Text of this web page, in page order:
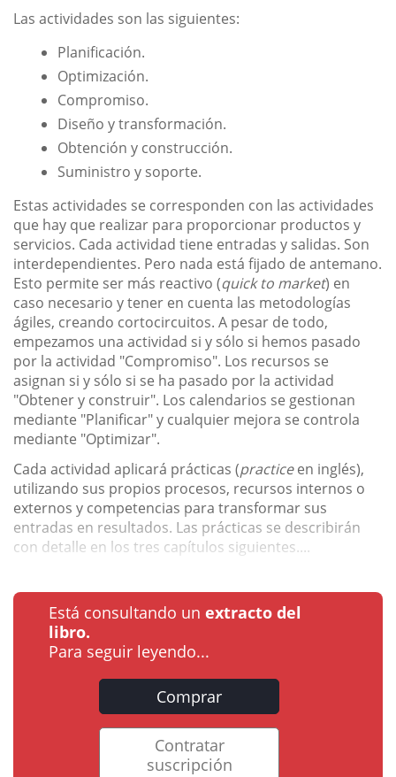
Las actividades son las siguientes:
Planificación.
Optimización.
Compromiso.
Diseño y transformación.
Obtención y construcción.
Suministro y soporte.
Estas actividades se corresponden con las actividades
que hay que realizar para proporcionar productos y
servicios. Cada actividad tiene entradas y salidas. Son
interdependientes. Pero nada está fijado de antemano.
Esto permite ser más reactivo (quick to market) en
caso necesario y tener en cuenta las metodologías
ágiles, creando cortocircuitos. A pesar de todo,
empezamos una actividad si y sólo si hemos pasado
por la actividad "Compromiso". Los recursos se
asignan si y sólo si se ha pasado por la actividad
"Obtener y construir". Los calendarios se gestionan
mediante "Planificar" y cualquier mejora se controla
mediante "Optimizar".
Cada actividad aplicará prácticas (practiceen inglés),
utilizando sus propios procesos, recursos internos o
externos y competencias para transformar sus
entradas en resultados. Las prácticas se describirán
con detalle en los tres capítulos siguientes....
Está consultando un extracto del
libro.
Para seguir leyendo...
Comprar
Contratar
suscripción